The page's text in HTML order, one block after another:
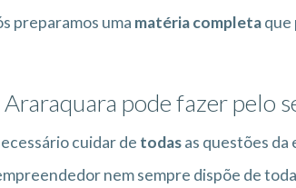
preparamos uma matéria completaque
pode fazer pelo
cuidar de todasas questões da
nem sempre dispõe de